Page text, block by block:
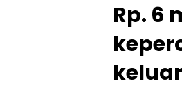
Rp. 6